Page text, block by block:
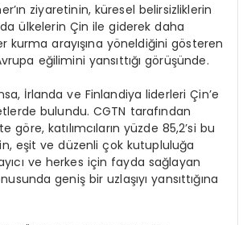
ziyaretinin, küresel belirsizliklerin
ülkelerin Çin ile giderek daha
kurma arayışına yöneldiğini gösteren
eğilimini yansıttığı görüşünde.
İrlanda ve Finlandiya liderleri Çin’e
bulundu. CGTN tarafından
göre, katılımcıların yüzde 85,2’si bu
eşit ve düzenli çok kutupluluğa
ve herkes için fayda sağlayan
geniş bir uzlaşıyı yansıttığına